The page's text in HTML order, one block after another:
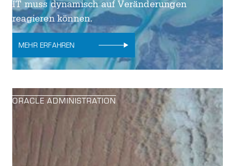
IT muss dynamisch auf Veränderungen
reagieren können.
MEHR ERFAHREN
ORACLE ADMINISTRATION